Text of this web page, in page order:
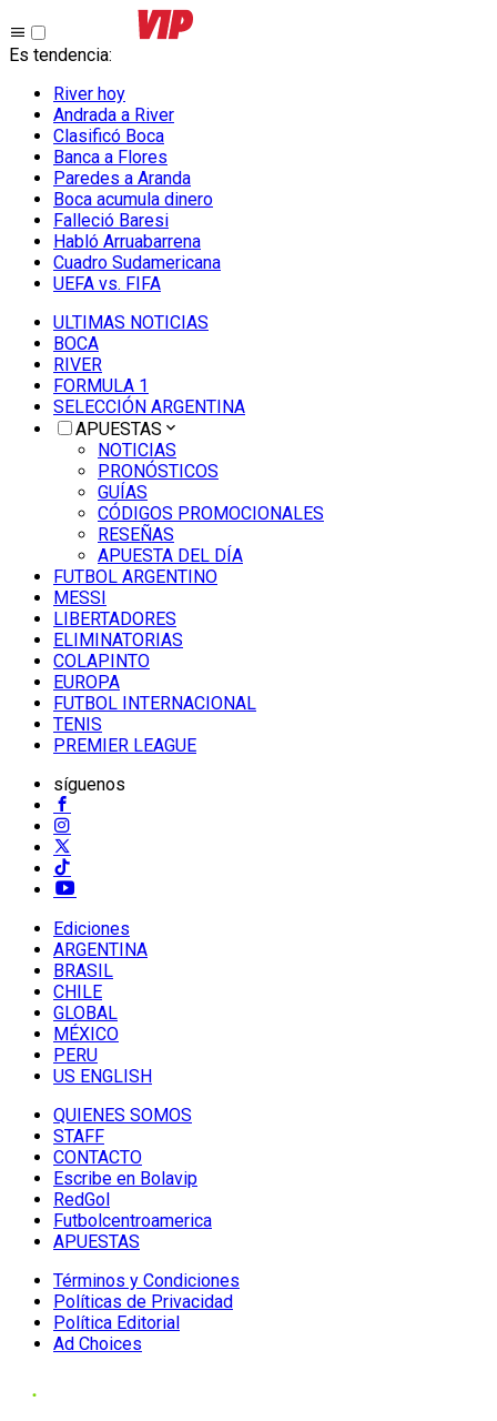
Es tendencia:
River hoy
Andrada a River
Clasificó Boca
Banca a Flores
Paredes a Aranda
Boca acumula dinero
Falleció Baresi
Habló Arruabarrena
Cuadro Sudamericana
UEFA vs. FIFA
ULTIMAS NOTICIAS
BOCA
RIVER
FORMULA 1
SELECCIÓN ARGENTINA
APUESTAS
NOTICIAS
PRONÓSTICOS
GUÍAS
CÓDIGOS PROMOCIONALES
RESEÑAS
APUESTA DEL DÍA
FUTBOL ARGENTINO
MESSI
LIBERTADORES
ELIMINATORIAS
COLAPINTO
EUROPA
FUTBOL INTERNACIONAL
TENIS
PREMIER LEAGUE
síguenos
Ediciones
ARGENTINA
BRASIL
CHILE
GLOBAL
MÉXICO
PERU
US ENGLISH
QUIENES SOMOS
STAFF
CONTACTO
Escribe en Bolavip
RedGol
Futbolcentroamerica
APUESTAS
Términos y Condiciones
Políticas de Privacidad
Política Editorial
Ad Choices